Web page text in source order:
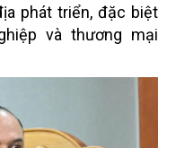
phát triển, đặc biệt
và thương mại